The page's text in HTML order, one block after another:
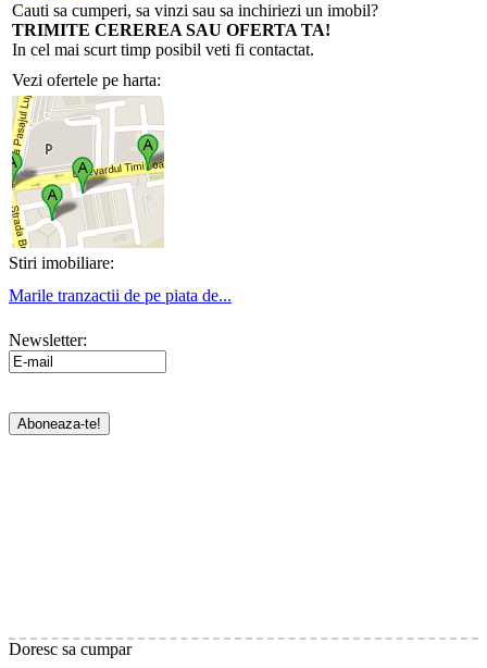
Cauti sa cumperi, sa vinzi sau sa inchiriezi un imobil?
TRIMITE CEREREA SAU OFERTA TA!
In cel mai scurt timp posibil veti fi contactat.
Vezi ofertele pe harta:
Stiri imobiliare:
Marile tranzactii de pe piata de...
Newsletter:
Doresc sa cumpar